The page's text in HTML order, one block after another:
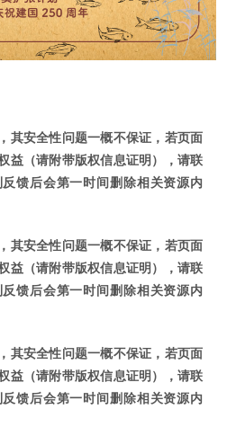
其安全性问题一概不保证，若页面
益（请附带版权信息证明），请联
馈后会第一时间删除相关资源内
其安全性问题一概不保证，若页面
益（请附带版权信息证明），请联
馈后会第一时间删除相关资源内
其安全性问题一概不保证，若页面
益（请附带版权信息证明），请联
馈后会第一时间删除相关资源内